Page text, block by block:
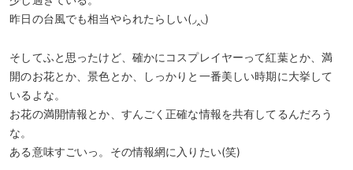
昨日の台風でも相当やられたらしい(◞‸◟)
そしてふと思ったけど、確かにコスプレイヤーって紅葉とか、満
開のお花とか、景色とか、しっかりと一番美しい時期に大挙して
いるよな。
お花の満開情報とか、すんごく正確な情報を共有してるんだろう
な。
ある意味すごいっ。その情報網に入りたい(笑)